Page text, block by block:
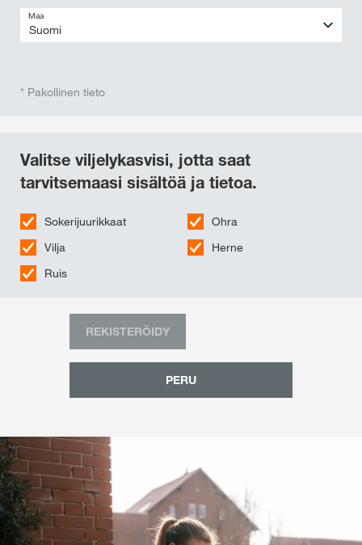
Maa
* Pakollinen tieto
Valitse viljelykasvisi, jotta saat
tarvitsemaasi sisältöä ja tietoa.
Sokerijuurikkaat
Vilja
Ruis
Ohra
Herne
PERU
REKISTERÖIDY